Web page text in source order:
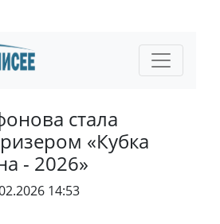
стала
«Кубка
- 2026»
14:53